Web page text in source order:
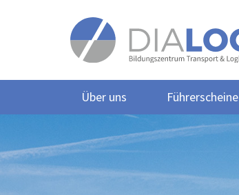
Über uns Führerscheine